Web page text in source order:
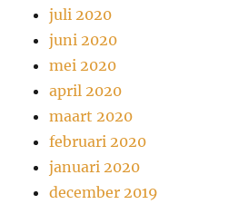
juli 2020
juni 2020
mei 2020
april 2020
maart 2020
februari 2020
januari 2020
december 2019